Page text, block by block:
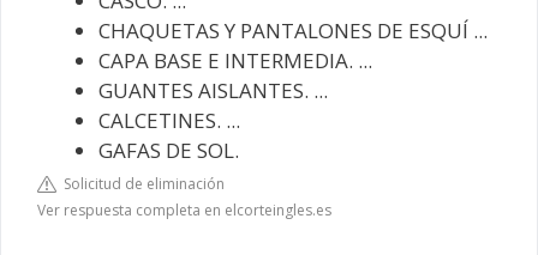
CHAQUETAS Y PANTALONES DE ESQUÍ ...
CAPA BASE E INTERMEDIA. ...
GUANTES AISLANTES. ...
CALCETINES. ...
GAFAS DE SOL.
Solicitud de eliminación
Ver respuesta completa en elcorteingles.es